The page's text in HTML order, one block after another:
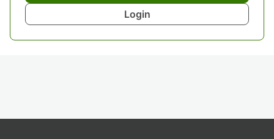
Login